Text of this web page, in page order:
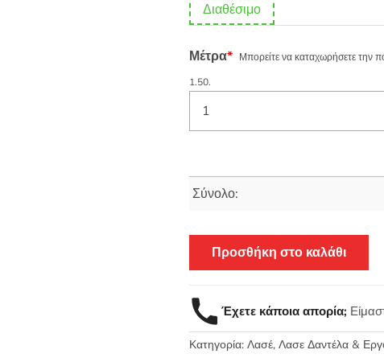
Διαθέσιμο
Μέτρα* Μπορείτε να καταχωρήσετε την
1.50.
Σύνολο:
Προσθήκη στο καλάθι
Έχετε κάποια απορία;
Κατηγορία: Λασέ, Λασε Δαντέλα &